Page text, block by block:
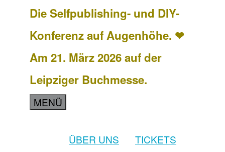
Die Selfpublishing- und DIY-
Konferenz auf Augenhöhe. ❤
Am 21. März 2026 auf der
Leipziger Buchmesse.
MENÜ
ÜBER UNS
TICKETS